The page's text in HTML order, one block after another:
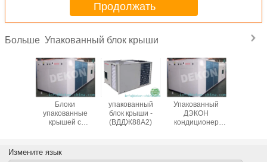
Продолжать
Больше Упакованный блок крыши
Блоки
упакованные
крышей с
упакованный
блок крыши -
(ВДДЖ88А2)
Упакованный
ДЭКОН
кондиционер
Измените язык